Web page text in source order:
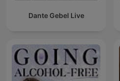
Dante Gebel Live